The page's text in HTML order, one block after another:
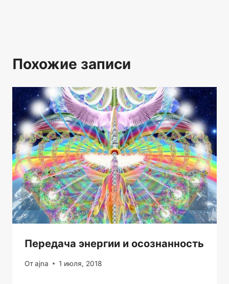
Похожие записи
Передача энергии и осознанность
Отajna 1 июля, 2018